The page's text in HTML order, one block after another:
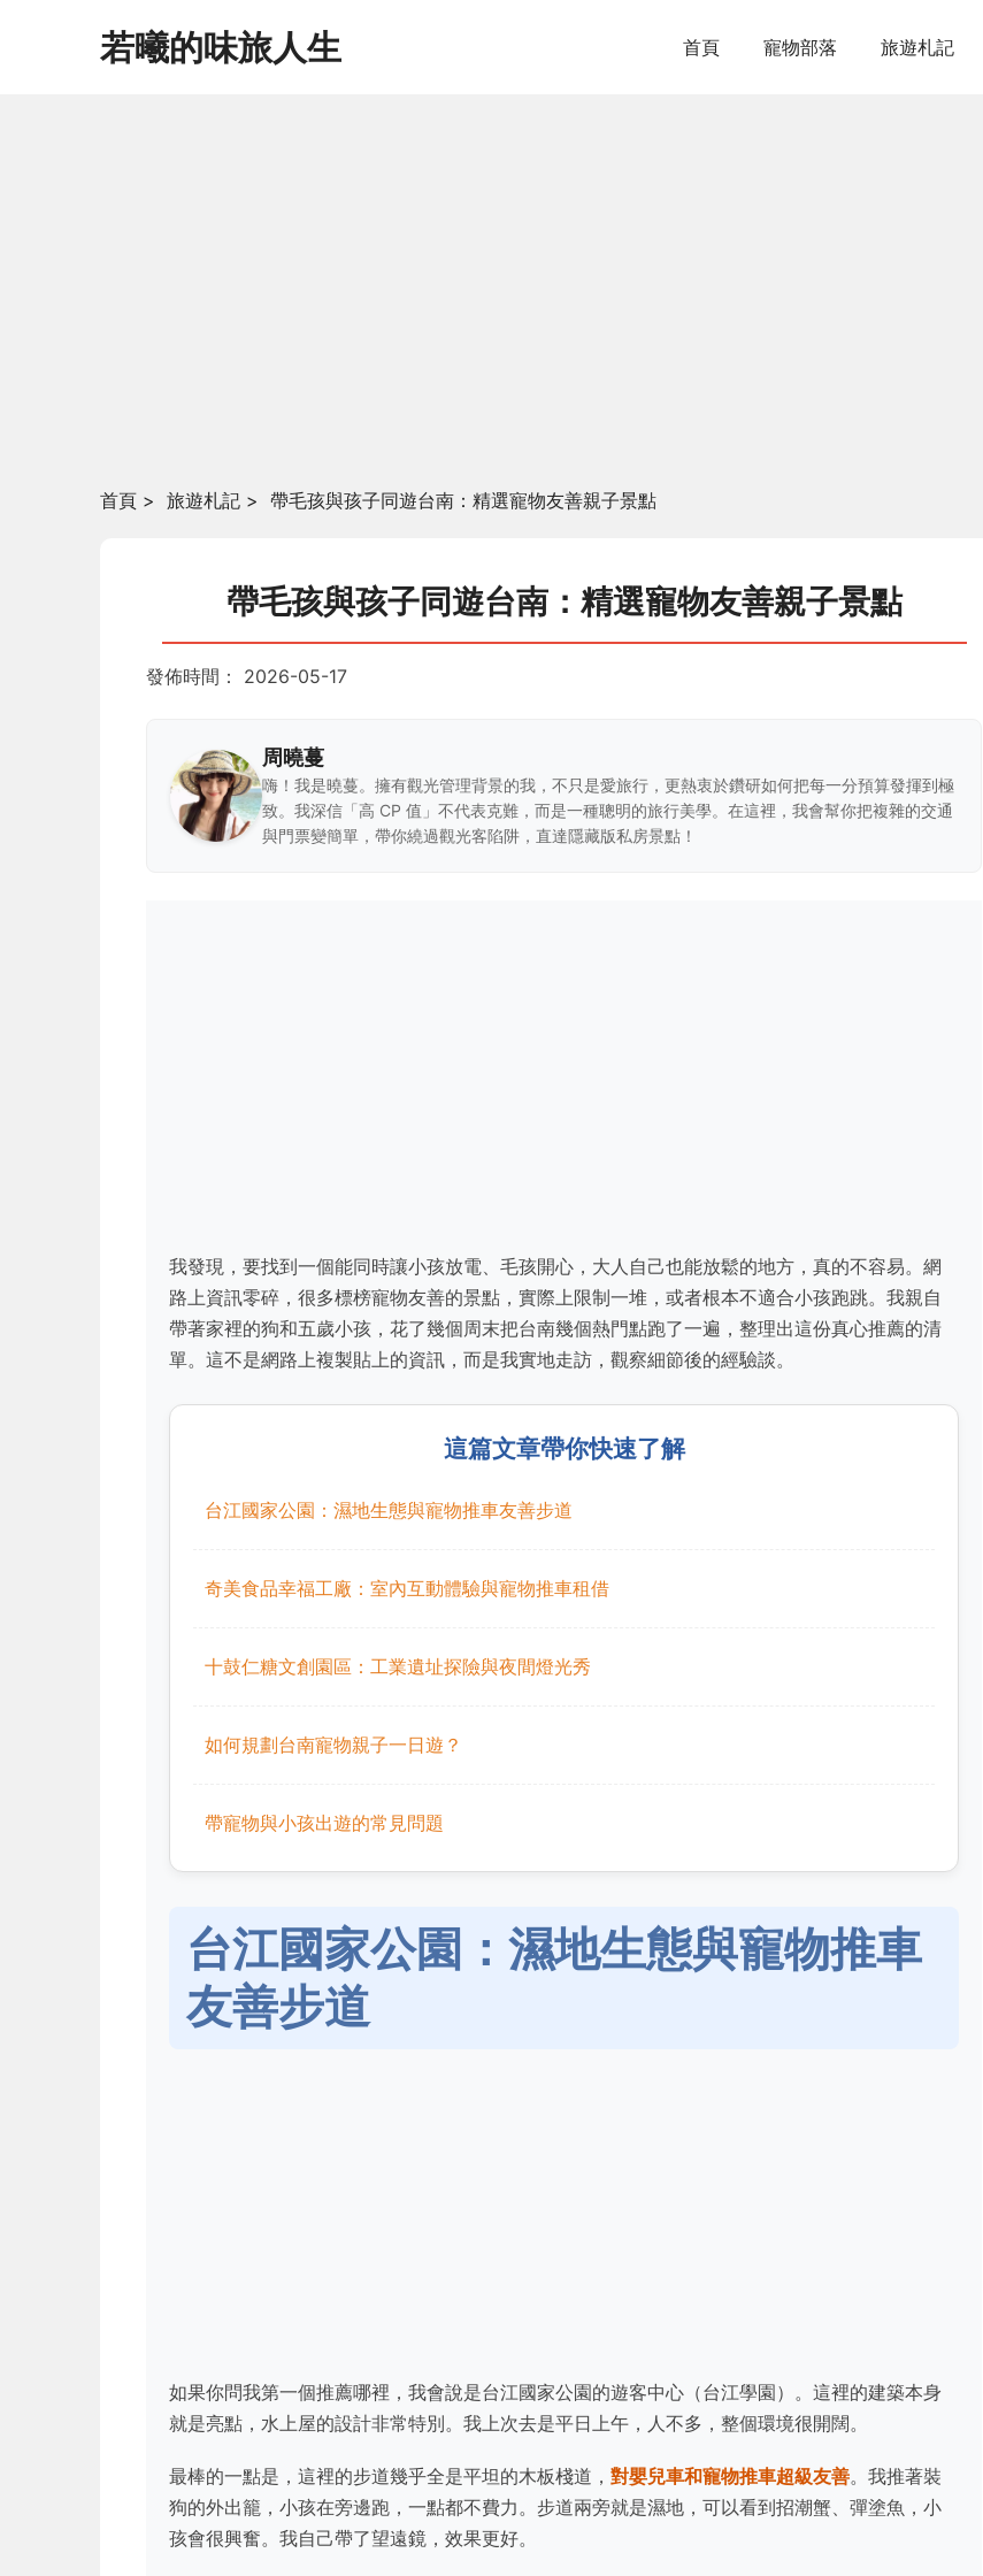
若曦的味旅人生 首頁 寵物部落 旅遊札記
首頁 > 旅遊札記 > 帶毛孩與孩子同遊台南：精選寵物友善親子景點
帶毛孩與孩子同遊台南：精選寵物友善親子景點
發佈時間： 2026-05-17
周曉蔓
嗨！我是曉蔓。擁有觀光管理背景的我，不只是愛旅行，更熱衷於鑽研如何把每一分預算發揮到極
致。我深信「高 CP 值」不代表克難，而是一種聰明的旅行美學。在這裡，我會幫你把複雜的交通
與門票變簡單，帶你繞過觀光客陷阱，直達隱藏版私房景點！
我發現，要找到一個能同時讓小孩放電、毛孩開心，大人自己也能放鬆的地方，真的不容易。網
路上資訊零碎，很多標榜寵物友善的景點，實際上限制一堆，或者根本不適合小孩跑跳。我親自
帶著家裡的狗和五歲小孩，花了幾個周末把台南幾個熱門點跑了一遍，整理出這份真心推薦的清
單。這不是網路上複製貼上的資訊，而是我實地走訪，觀察細節後的經驗談。
這篇文章帶你快速了解
台江國家公園：濕地生態與寵物推車友善步道
奇美食品幸福工廠：室內互動體驗與寵物推車租借
十鼓仁糖文創園區：工業遺址探險與夜間燈光秀
如何規劃台南寵物親子一日遊？
帶寵物與小孩出遊的常見問題
台江國家公園：濕地生態與寵物推車
友善步道
如果你問我第一個推薦哪裡，我會說是台江國家公園的遊客中心（台江學園）。這裡的建築本身
就是亮點，水上屋的設計非常特別。我上次去是平日上午，人不多，整個環境很開闊。
最棒的一點是，這裡的步道幾乎全是平坦的木板棧道， 對嬰兒車和寵物推車超級友善。我推著裝
狗的外出籠，小孩在旁邊跑，一點都不費力。步道兩旁就是濕地，可以看到招潮蟹、彈塗魚，小
孩會很興奮。我自己帶了望遠鏡，效果更好。